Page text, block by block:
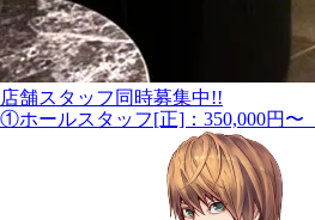
店舗スタッフ同時募集中!!
①ホールスタッフ[正]：350,000円